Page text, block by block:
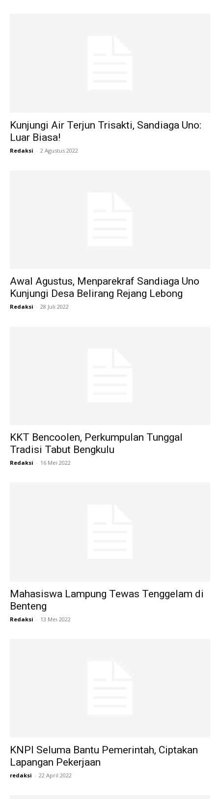
Kunjungi Air Terjun Trisakti, Sandiaga Uno:
Luar Biasa!
Redaksi - 2 Agustus 2022
Awal Agustus, Menparekraf Sandiaga Uno
Kunjungi Desa Belirang Rejang Lebong
Redaksi - 28 Juli 2022
KKT Bencoolen, Perkumpulan Tunggal
Tradisi Tabut Bengkulu
Redaksi - 16 Mei 2022
Mahasiswa Lampung Tewas Tenggelam di
Benteng
Redaksi - 13 Mei 2022
KNPI Seluma Bantu Pemerintah, Ciptakan
Lapangan Pekerjaan
redaksi - 22 April 2022